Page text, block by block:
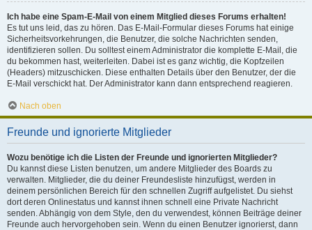
Ich habe eine Spam-E-Mail von einem Mitglied dieses Forums erhalten!
Es tut uns leid, das zu hören. Das E-Mail-Formular dieses Forums hat einige
Sicherheitsvorkehrungen, die Benutzer, die solche Nachrichten senden,
identifizieren sollen. Du solltest einem Administrator die komplette E-Mail, die
du bekommen hast, weiterleiten. Dabei ist es ganz wichtig, die Kopfzeilen
(Headers) mitzuschicken. Diese enthalten Details über den Benutzer, der die
E-Mail verschickt hat. Der Administrator kann dann entsprechend reagieren.
Nach oben
Freunde und ignorierte Mitglieder
Wozu benötige ich die Listen der Freunde und ignorierten Mitglieder?
Du kannst diese Listen benutzen, um andere Mitglieder des Boards zu
verwalten. Mitglieder, die du deiner Freundesliste hinzufügst, werden in
deinem persönlichen Bereich für den schnellen Zugriff aufgelistet. Du siehst
dort deren Onlinestatus und kannst ihnen schnell eine Private Nachricht
senden. Abhängig von dem Style, den du verwendest, können Beiträge deiner
Freunde auch hervorgehoben sein. Wenn du einen Benutzer ignorierst, dann